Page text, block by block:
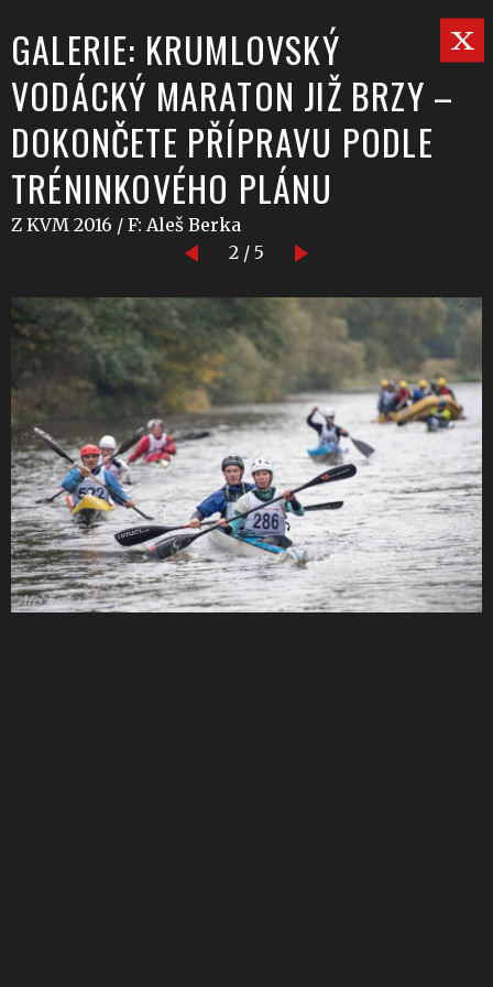
GALERIE: KRUMLOVSKÝ
VODÁCKÝ MARATON JIŽ BRZY –
DOKONČETE PŘÍPRAVU PODLE
TRÉNINKOVÉHO PLÁNU
Z KVM 2016 / F: Aleš Berka
2 / 5